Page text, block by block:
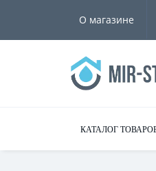
О магазине
КАТАЛОГ